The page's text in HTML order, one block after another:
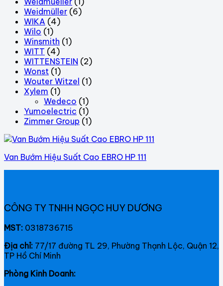
Weidmüller (6)
WIKA (4)
Wilo (1)
Winsmith (1)
WITT (4)
WITTENSTEIN (2)
Wonst (1)
Wouter Witzel (1)
Xylem (1)
Wedeco (1)
Yumoelectric (1)
Zimmer Group (1)
Van Bướm Hiệu Suất Cao EBRO HP 111
CÔNG TY TNHH NGỌC HUY DƯƠNG
MST: 0318736715
Địa chỉ: 77/17 đường TL 29, Phường Thạnh Lộc, Quận 12,
TP Hồ Chí Minh
Phòng Kinh Doanh: